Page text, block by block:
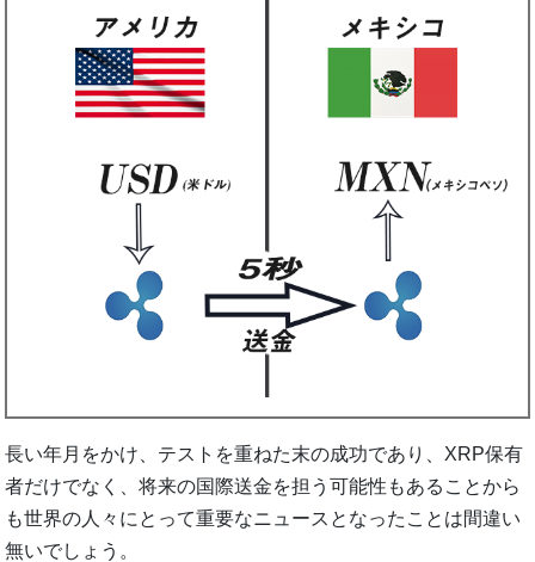
長い年月をかけ、テストを重ねた末の成功であり、XRP保有
者だけでなく、将来の国際送金を担う可能性もあることから
も世界の人々にとって重要なニュースとなったことは間違い
無いでしょう。